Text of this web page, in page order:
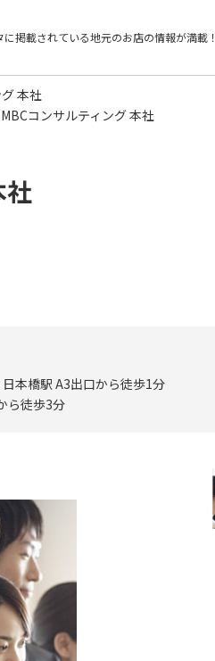
に掲載されている地元のお店の情報が満載！
本社
コンサルティング 本社
社
本橋駅 A3出口から徒歩1分
ら徒歩3分